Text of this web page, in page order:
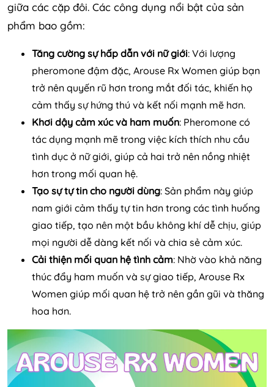
giữa các cặp đôi. Các công dụng nổi bật của sản
phẩm bao gồm:
Tăng cường sự hấp dẫn với nữ giới: Với lượng
pheromone đậm đặc, Arouse Rx Women giúp bạn
trở nên quyến rũ hơn trong mắt đối tác, khiến họ
cảm thấy sự hứng thú và kết nối mạnh mẽ hơn.
Khơi dậy cảm xúc và ham muốn: Pheromone có
tác dụng mạnh mẽ trong việc kích thích nhu cầu
tình dục ở nữ giới, giúp cả hai trở nên nồng nhiệt
hơn trong mối quan hệ.
Tạo sự tự tin cho người dùng: Sản phẩm này giúp
nam giới cảm thấy tự tin hơn trong các tình huống
giao tiếp, tạo nên một bầu không khí dễ chịu, giúp
mọi người dễ dàng kết nối và chia sẻ cảm xúc.
Cải thiện mối quan hệ tình cảm: Nhờ vào khả năng
thúc đẩy ham muốn và sự giao tiếp, Arouse Rx
Women giúp mối quan hệ trở nên gần gũi và thăng
hoa hơn.